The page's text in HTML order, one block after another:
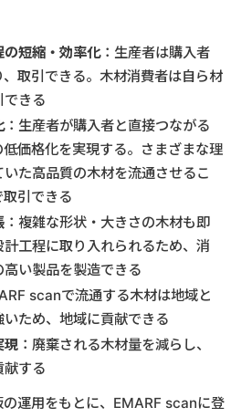
の短縮・効率化：生産者は購入者
、取引できる。木材消費者は自ら材
できる
：生産者が購入者と直接つながる
低価格化を実現する。さまざまな理
た高品質の木材を流通させるこ
取引できる
：複雑な形状・大きさの木材も即
工程に取り入れられるため、消
い製品を製造できる
scanで流通する木材は地域と
ため、地域に貢献できる
現 ：廃棄される木材量を減らし、
献する
運用をもとに、EMARF scanに登